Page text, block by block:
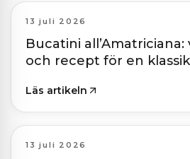
13 juli 2026
Bucatini
och recept för en
Läs artikeln
13 juli 2026